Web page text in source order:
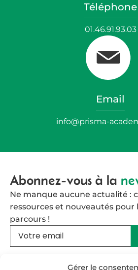
Gérer le
Téléphone
01.46.91.93.03
Email
info@prisma-
Abonnez-vous à la
Ne manque aucune actualité :
ressources et nouveautés pour
parcours !